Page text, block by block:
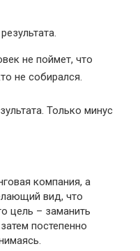
не поймет, что
не собирался.
Только минус
компания, а
вид, что
цель – заманить
постепенно